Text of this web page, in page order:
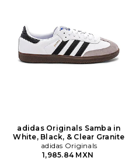
adidas Originals Samba in
White, Black, & Clear Granite
adidas Originals
1,985.84 MXN